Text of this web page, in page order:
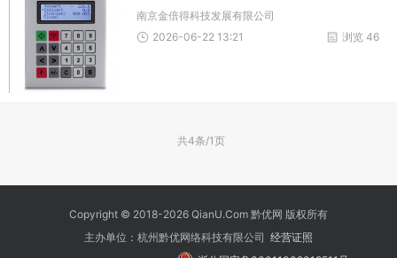
南京金倍得科技发展有限公司
浏览 46
2026-06-22 13:21
共4条/1页
Copyright © 2018-2026 QianU.Com 黔优网 版权所有
主办单位：杭州黔优网络科技有限公司 经营证照